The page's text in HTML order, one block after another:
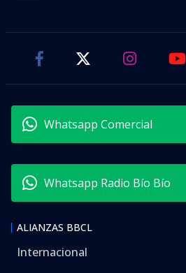
Whatsapp Comercial
Whatsapp Radio Bío Bío
ALIANZAS BBCL
Internacional